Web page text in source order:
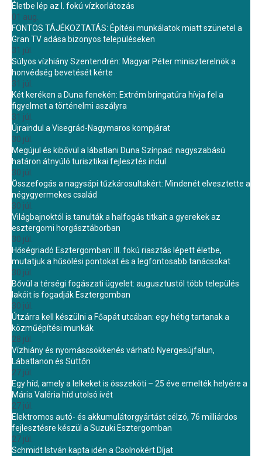
Életbe lép az I. fokú vízkorlátozás
01 aug.
FONTOS TÁJÉKOZTATÁS: Építési munkálatok miatt szünetel a
Gran TV adása bizonyos településeken
31 júl.
Súlyos vízhiány Szentendrén: Magyar Péter miniszterelnök a
honvédség bevetését kérte
31 júl.
Két keréken a Duna fenekén: Extrém bringatúra hívja fel a
figyelmet a történelmi aszályra
31 júl.
Újraindul a Visegrád-Nagymaros kompjárat
30 júl.
Megújul és kibővül a lábatlani Duna Színpad: nagyszabású
határon átnyúló turisztikai fejlesztés indul
30 júl.
Összefogás a nagysápi tűzkárosultakért: Mindenét elvesztette a
négygyermekes család
30 júl.
Világbajnoktól is tanulták a halfogás titkait a gyerekek az
esztergomi horgásztáborban
30 júl.
Hőségriadó Esztergomban: III. fokú riasztás lépett életbe,
mutatjuk a hűsölési pontokat és a legfontosabb tanácsokat
30 júl.
Bővül a térségi fogászati ügyelet: augusztustól több település
lakóit is fogadják Esztergomban
30 júl.
Útzárra kell készülni a Főapát utcában: egy hétig tartanak a
közműépítési munkák
28 júl.
Vízhiány és nyomáscsökkenés várható Nyergesújfalun,
Lábatlanon és Süttőn
27 júl.
Egy híd, amely a lelkeket is összeköti – 25 éve emelték helyére a
Mária Valéria híd utolsó ívét
27 júl.
Elektromos autó- és akkumulátorgyártást célzó, 76 milliárdos
fejlesztésre készül a Suzuki Esztergomban
27 júl.
Schmidt István kapta idén a Csolnokért Díjat